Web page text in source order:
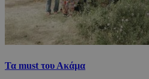
Τα must του Ακάμα